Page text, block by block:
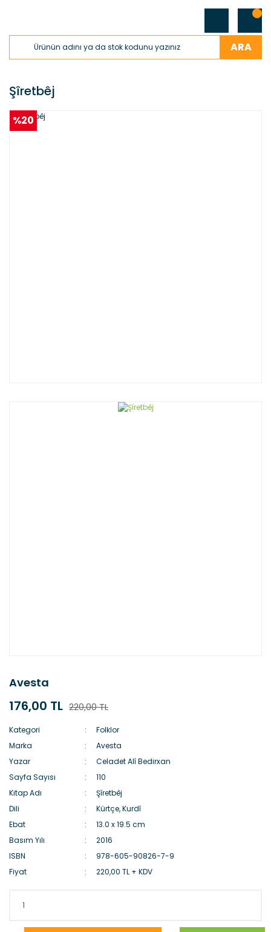
ARA
Şîretbêj
%20
Avesta
176,00 TL 220,00 TL
Kategori
Folklor
Marka
Avesta
Yazar
Celadet Alî Bedirxan
Sayfa Sayısı
110
Kitap Adı
Şîretbêj
Dili
Kürtçe, Kurdî
Ebat
13.0 x 19.5 cm
Basım Yılı
2016
ISBN
978-605-90826-7-9
Fiyat
220,00 TL + KDV